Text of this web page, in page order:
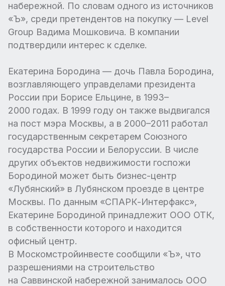
набережной. По словам одного из источников
«Ъ», среди претендентов на покупку — Level
Group Вадима Мошковича. В компании
подтвердили интерес к сделке.
Екатерина Бородина — дочь Павла Бородина,
возглавляющего управделами президента
России при Борисе Ельцине, в 1993–
2000 годах. В 1999 году он также выдвигался
на пост мэра Москвы, а в 2000–2011 работал
государственным секретарем Союзного
государства России и Белоруссии. В числе
других объектов недвижимости госпожи
Бородиной может быть бизнес-центр
«Лубянский» в Лубянском проезде в центре
Москвы. По данным «СПАРК-Интерфакс»,
Екатерине Бородиной принадлежит ООО ОТК,
в собственности которого и находится
офисный центр.
В Москомстройинвесте сообщили «Ъ», что
разрешениями на строительство
на Саввинской набережной занималось ООО